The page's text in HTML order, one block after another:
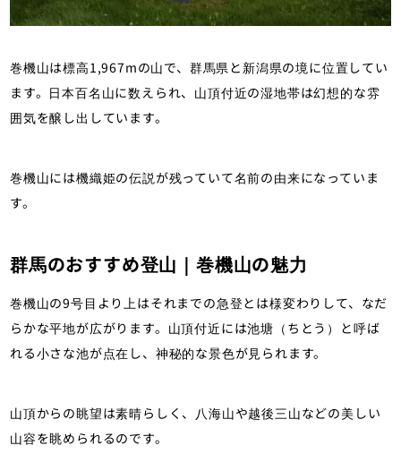
巻機山は標高1,967mの山で、群馬県と新潟県の境に位置してい
ます。日本百名山に数えられ、山頂付近の湿地帯は幻想的な雰
囲気を醸し出しています。
巻機山には機織姫の伝説が残っていて名前の由来になっていま
す。
群馬のおすすめ登山｜巻機山の魅力
巻機山の9号目より上はそれまでの急登とは様変わりして、なだ
らかな平地が広がります。山頂付近には池塘（ちとう）と呼ば
れる小さな池が点在し、神秘的な景色が見られます。
山頂からの眺望は素晴らしく、八海山や越後三山などの美しい
山容を眺められるのです。